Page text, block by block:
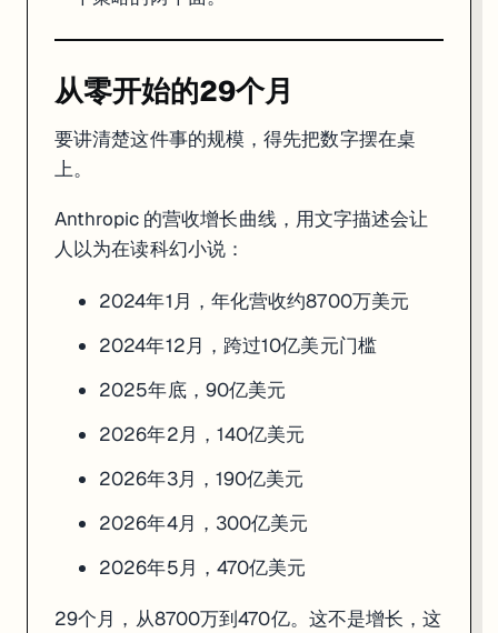
当政府开始立法管控 AI 的时候，谁在桌上坐得最稳？是已经把自己塑
讲清楚这个逻辑："安全标准"一旦被写入法规，谁最容易符合？是制
Dario Amodei 的真实逻辑可能是：危险的 AI 无论如何都会被开发出
这个逻辑在内部叫 "responsible scaling"——负责任地加速。听起来像
trade-off 在哪里
说白了，这套模式有它无法回避的代价。
Anthropic 必须同时是"最谨慎的"和"最快的"。这两个目标之间的张力，
每次发布新模型，Anthropic 都必须解释：为什么这个模型不会带来它
每一轮融资，都在给"安全优先"的叙事注入更大的商业动机。当估值逼
这是一个更老的结构
历史上，那些对某个行业风险说话最响的人，往往是这个行业最大的玩
从零开始的29个月
要讲清楚这件事的规模，得先把数字摆在桌
上。
Anthropic 的营收增长曲线，用文字描述会让
人以为在读科幻小说：
2024年1月，年化营收约8700万美元
2024年12月，跨过10亿美元门槛
2025年底，90亿美元
2026年2月，140亿美元
2026年3月，190亿美元
2026年4月，300亿美元
2026年5月，470亿美元
29个月，从8700万到470亿。这不是增长，这